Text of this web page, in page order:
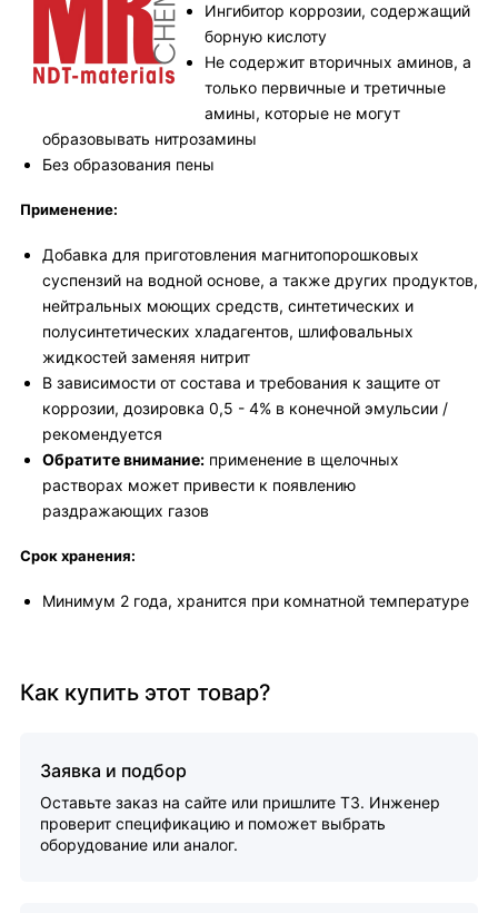
Ингибитор коррозии, содержащий
борную кислоту
Не содержит вторичных аминов, а
только первичные и третичные
амины, которые не могут
образовывать нитрозамины
Без образования пены
Применение:
Добавка для приготовления магнитопорошковых
суспензий на водной основе, а также других продуктов,
нейтральных моющих средств, синтетических и
полусинтетических хладагентов, шлифовальных
жидкостей заменяя нитрит
В зависимости от состава и требования к защите от
коррозии, дозировка 0,5 - 4% в конечной эмульсии /
рекомендуется
Обратите внимание: применение в щелочных
растворах может привести к появлению
раздражающих газов
Срок хранения:
Минимум 2 года, хранится при комнатной температуре
Как купить этот товар?
Заявка и подбор
Оставьте заказ на сайте или пришлите ТЗ. Инженер
проверит спецификацию и поможет выбрать
оборудование или аналог.